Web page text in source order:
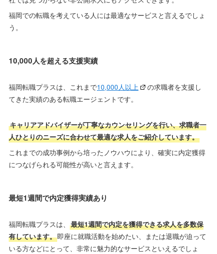
福岡での転職を考えている人には最適なサービスと言えるでしょ
う。
10,000人を超える支援実績
福岡転職プラスは、これまで10,000人以上
の求職者を支援し
てきた実績のある転職エージェントです。
キャリアアドバイザーが丁寧なカウンセリングを行い、求職者一
人ひとりのニーズに合わせて最適な求人をご紹介しています。
これまでの成功事例から培ったノウハウにより、確実に内定獲得
につなげられる可能性が高いと言えます。
最短1週間で内定獲得実績あり
福岡転職プラスは、 最短1週間で内定を獲得できる求人を多数保
有しています。即座に就職活動を始めたい、または退職が迫って
いる方などにとって、非常に魅力的なサービスといえるでしょ